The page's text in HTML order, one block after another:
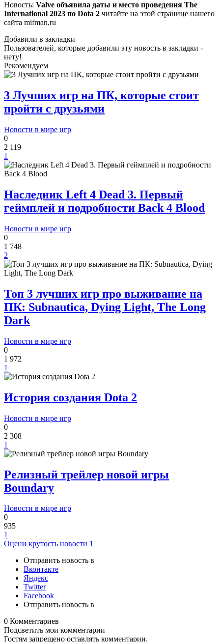
Новость: Valve объявила даты и место проведения The
International 2023 по Dota 2 читайте на этой странице нашего
сайта mifman.ru
Добавили в закладки
Пользователей, которые добавили эту новость в закладки -
нету!
Рекомендуем
3 Лучших игр на ПК, которые стоит
пройти с друзьями
Новости в мире игр
0
2 119
1
Наследник Left 4 Dead 3. Первый
геймплей и подробности Back 4 Blood
Новости в мире игр
0
1 748
2
Топ 3 лучших игр про выживание на
ПК: Subnautica, Dying Light, The Long
Dark
Новости в мире игр
0
1 972
1
История создания Dota 2
Новости в мире игр
0
2 308
1
Релизный трейлер новой игры
Boundary
Новости в мире игр
0
935
1
Оцени крутость новости 1
Отправить новость в
Вконтакте
Яндекс
Twitter
Facebook
Отправить новость в
0 Комментариев
Подсветить мои комментарии
Гостям запрещено оставлять комментарии.